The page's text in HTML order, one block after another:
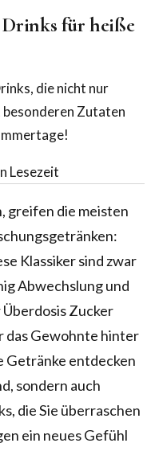
für heiße
die nicht nur
Zutaten
Lesezeit
greifen die meisten
Klassiker sind zwar
Abwechslung und
Überdosis Zucker
das Gewohnte hinter
Getränke entdecken
sondern auch
die Sie überraschen
ein neues Gefühl